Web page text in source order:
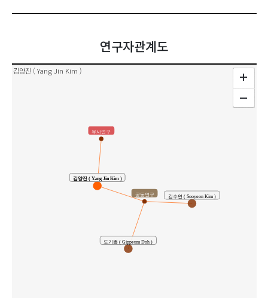
연구자관계도
김양진 ( Yang Jin Kim )
김수연 ( Sooyeon Kim )
도기쁨 ( Gippeum Doh )
김양진 ( Yang Jin Kim )
공동연구
유사연구